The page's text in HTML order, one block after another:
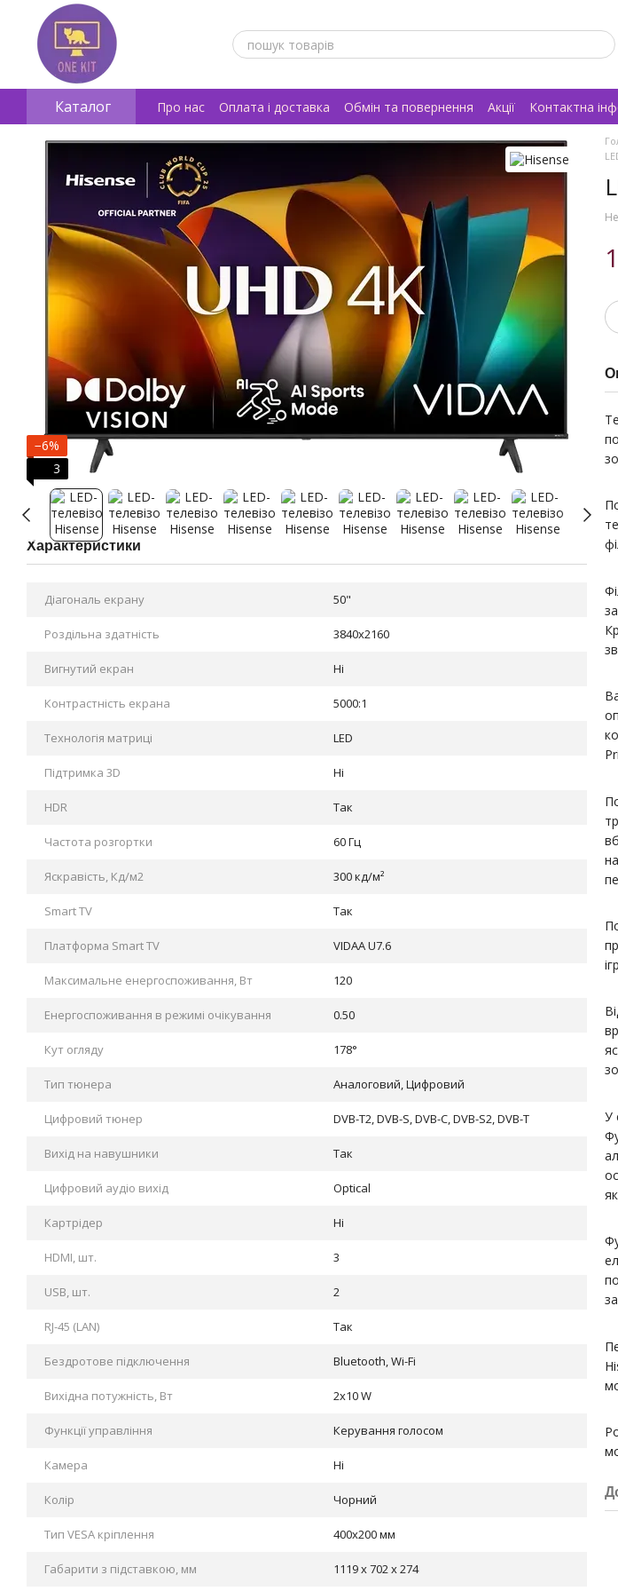
Перейти к основному контенту
Каталог Про нас Оплата і доставка Обмін та повернення Акції Контактна
Відгуки про магазин
−6%
3
Характеристики
Діагональ екрану 50"
Роздільна здатність 3840x2160
Вигнутий екран Ні
Контрастність екрана 5000:1
Технологія матриці LED
Підтримка 3D Ні
HDR Так
Частота розгортки 60 Гц
Яскравість, Кд/м2 300 кд/м²
Smart TV Так
Платформа Smart TV VIDAA U7.6
Максимальне енергоспоживання, Вт 120
Енергоспоживання в режимі очікування 0.50
Кут огляду 178°
Тип тюнера Аналоговий, Цифровий
Цифровий тюнер DVB-Т2, DVB-S, DVB-С, DVB-S2, DVB-T
Вихід на навушники Так
Цифровий аудіо вихід Optical
Картрідер Ні
HDMI, шт. 3
USB, шт. 2
RJ-45 (LAN) Так
Бездротове підключення Bluetooth, Wi-Fi
Вихідна потужність, Вт 2x10 W
Функції управління Керування голосом
Камера Ні
Колір Чорний
Тип VESA кріплення 400x200 мм
Габарити з підставкою, мм 1119 х 702 х 274
У